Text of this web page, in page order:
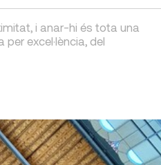
i anar-hi és tota una
excel·lència, del